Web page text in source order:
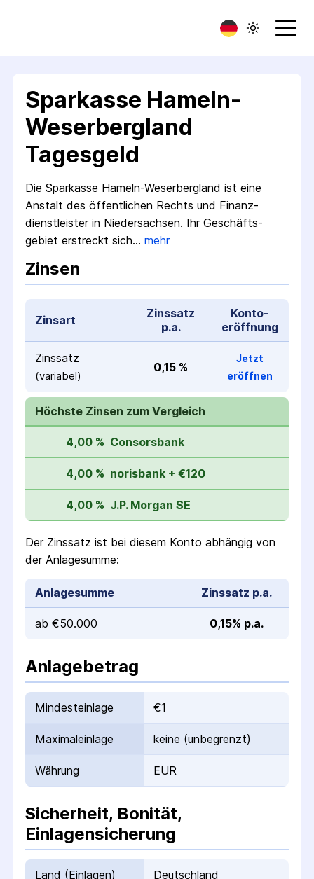
Sparkasse Hameln-
Weserbergland
Tagesgeld
Die Sparkasse Hameln-Weserbergland ist eine
Anstalt des öffentlichen Rechts und Finanz­
dienstleister in Niedersachsen. Ihr Geschäfts­
gebiet erstreckt sich… mehr
Zinsen
Zinsart
Zinssatz
p.a.
Konto­
eröffnung
Zinssatz
(variabel)
0,15 %
Jetzt
eröffnen
Höchste Zinsen zum Vergleich
4,00 % Consorsbank
4,00 % norisbank + €120
4,00 % J.P. Morgan SE
Der Zinssatz ist bei diesem Konto abhängig von
der Anlagesumme:
Anlagesumme Zinssatz p.a.
ab €50.000 0,15% p.a.
Anlagebetrag
Mindesteinlage €1
Maximaleinlage keine (unbegrenzt)
Währung EUR
Sicherheit, Bonität,
Einlagensicherung
Land (Einlagen) Deutschland